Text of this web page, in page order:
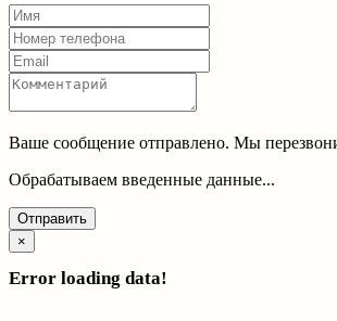
Ваше сообщение отправлено. Мы
Обрабатываем введенные данные...
Отправить
×
Error loading data!